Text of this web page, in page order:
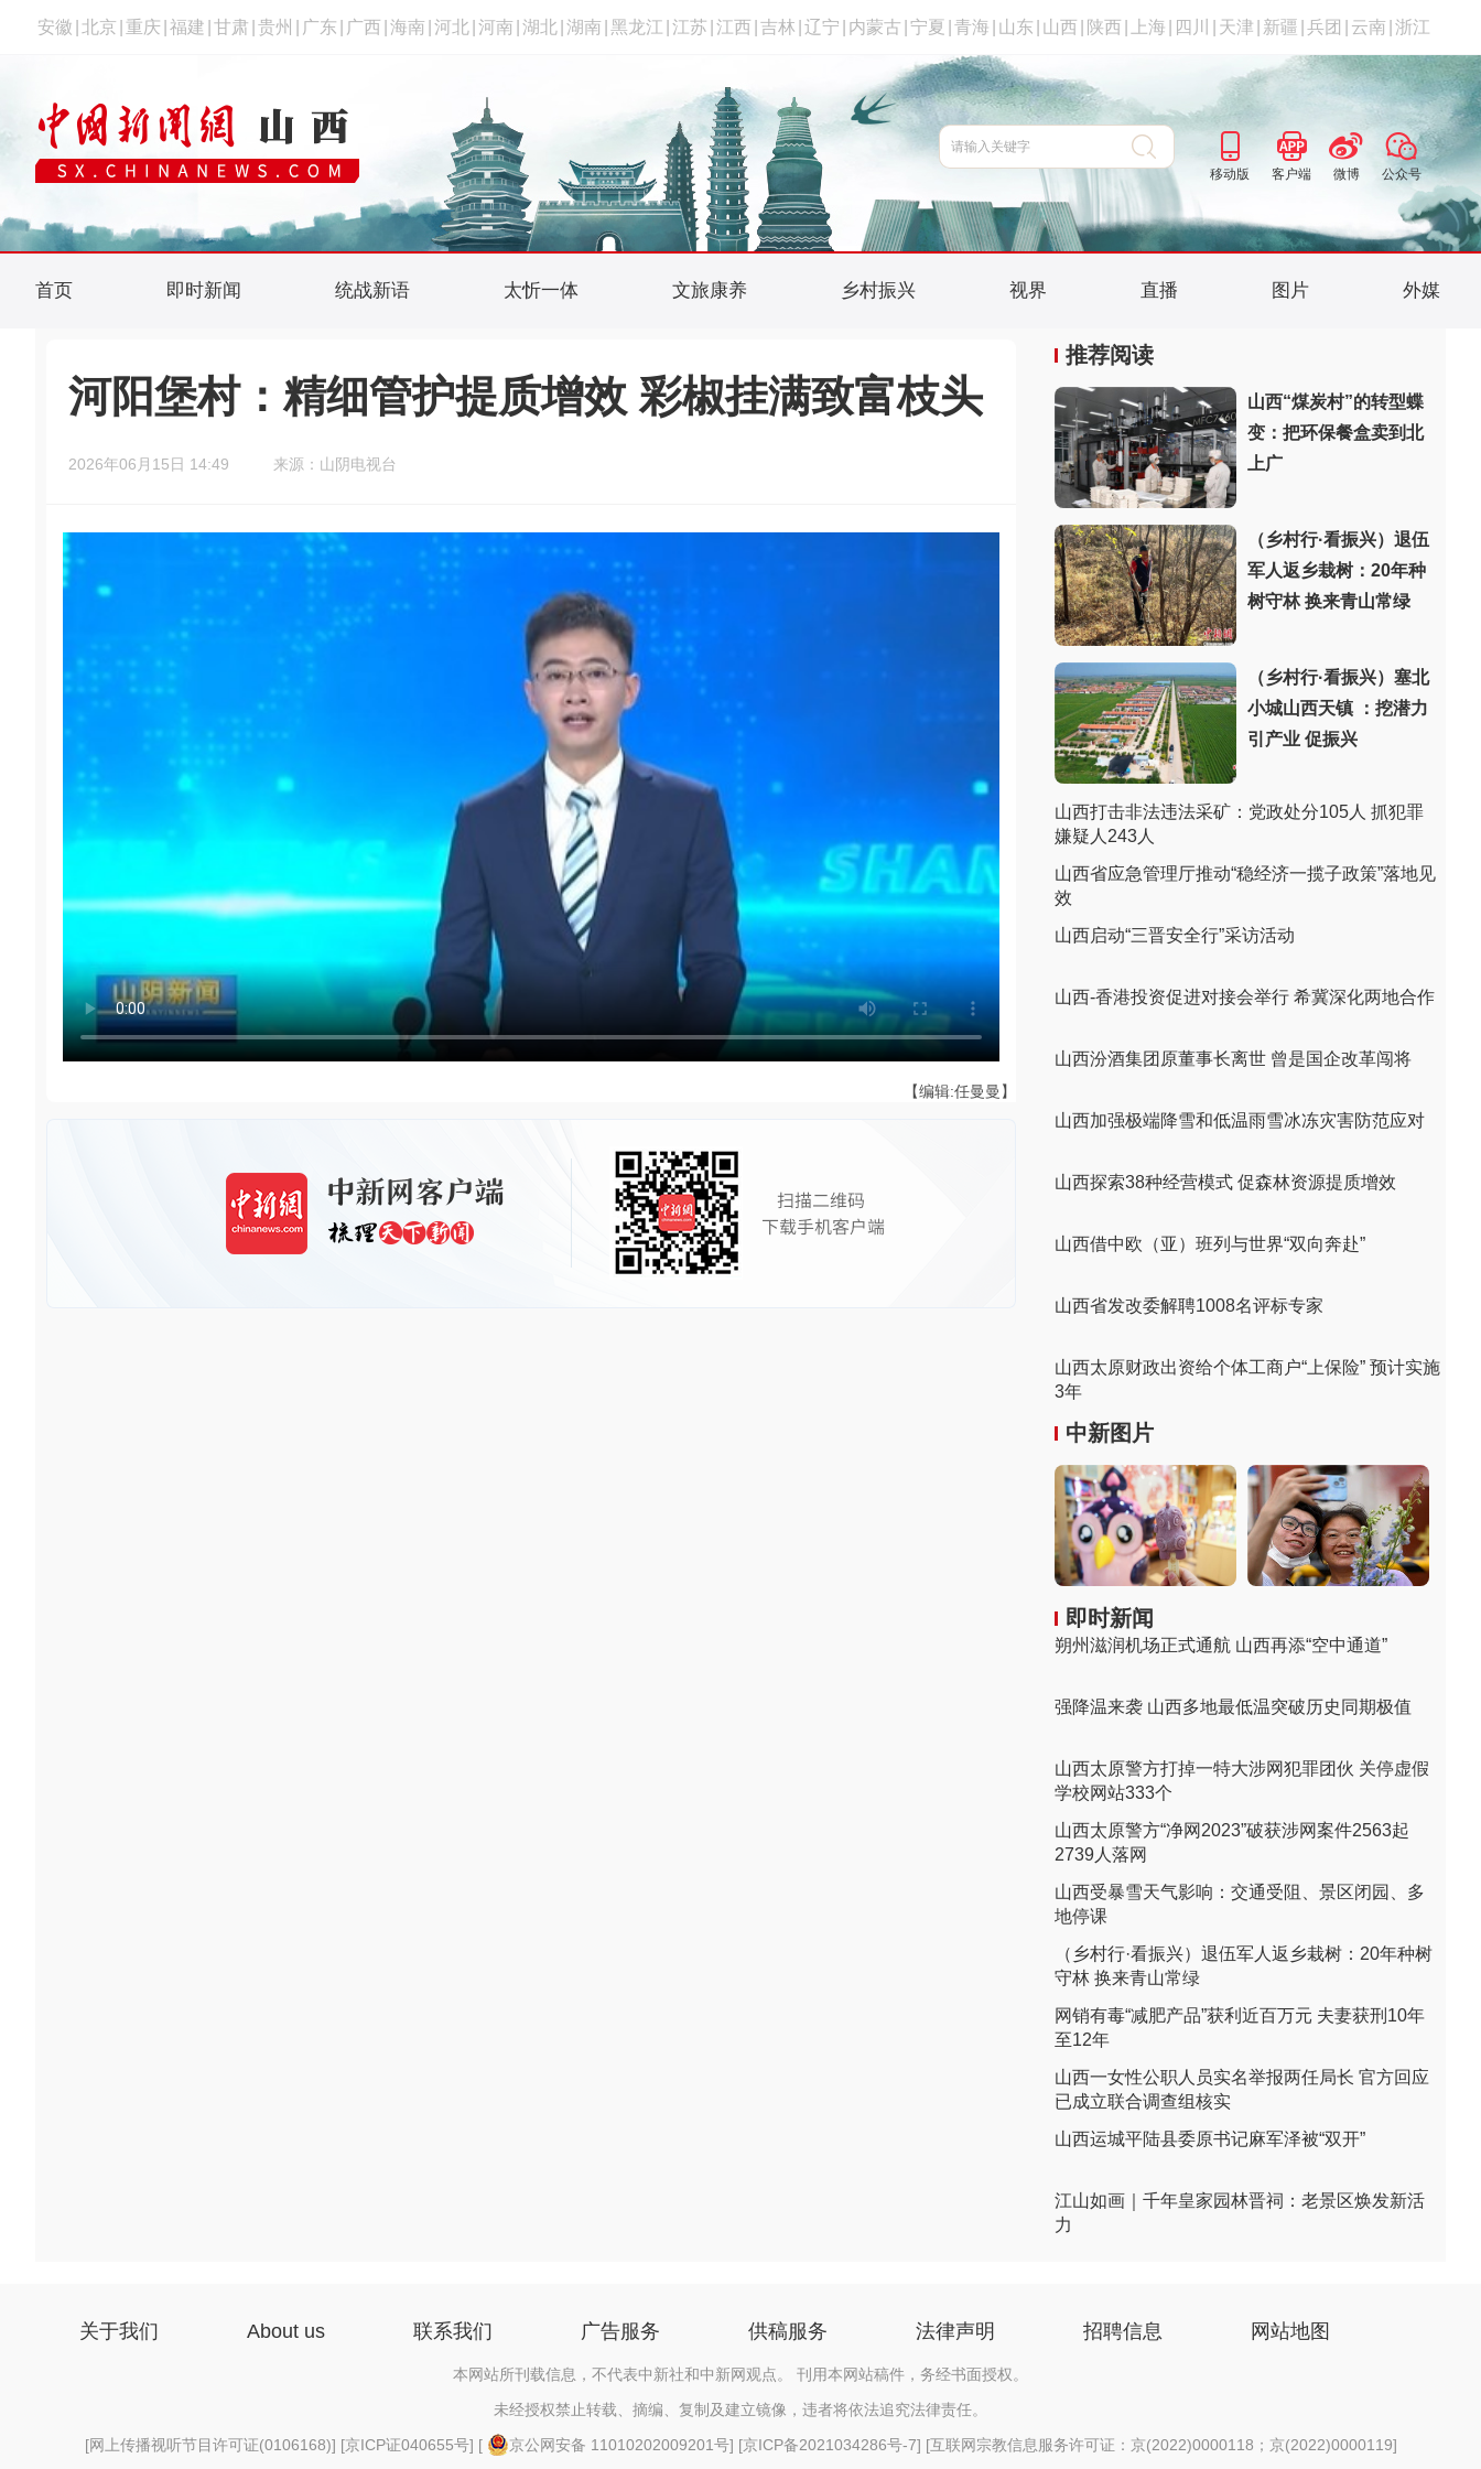
安徽 北京 重庆 福建 甘肃 贵州 广东 广西 海南 河北 河南 湖北 湖南 黑龙江 江苏 江西 吉林 辽宁 内蒙古 宁夏 青海 山东 山西 陕西 上海 四川 天津 新疆 兵团 云南 浙江
移动版 客户端 微博 公众号
首页 即时新闻 统战新语 太忻一体 文旅康养 乡村振兴 视界 直播 图片 外媒
河阳堡村：精细管护提质增效 彩椒挂满致富枝头
2026年06月15日 14:49 来源：山阴电视台
【编辑:任曼曼】
推荐阅读
山西“煤炭村”的转型蝶
变：把环保餐盒卖到北
上广
（乡村行·看振兴）退伍
军人返乡栽树：20年种
树守林 换来青山常绿
（乡村行·看振兴）塞北
小城山西天镇 ：挖潜力
引产业 促振兴
山西打击非法违法采矿：党政处分105人 抓犯罪
嫌疑人243人
山西省应急管理厅推动“稳经济一揽子政策”落地见
效
山西启动“三晋安全行”采访活动
山西-香港投资促进对接会举行 希冀深化两地合作
山西汾酒集团原董事长离世 曾是国企改革闯将
山西加强极端降雪和低温雨雪冰冻灾害防范应对
山西探索38种经营模式 促森林资源提质增效
山西借中欧（亚）班列与世界“双向奔赴”
山西省发改委解聘1008名评标专家
山西太原财政出资给个体工商户“上保险” 预计实施
3年
中新图片
即时新闻
朔州滋润机场正式通航 山西再添“空中通道”
强降温来袭 山西多地最低温突破历史同期极值
山西太原警方打掉一特大涉网犯罪团伙 关停虚假
学校网站333个
山西太原警方“净网2023”破获涉网案件2563起
2739人落网
山西受暴雪天气影响：交通受阻、景区闭园、多
地停课
（乡村行·看振兴）退伍军人返乡栽树：20年种树
守林 换来青山常绿
网销有毒“减肥产品”获利近百万元 夫妻获刑10年
至12年
山西一女性公职人员实名举报两任局长 官方回应
已成立联合调查组核实
山西运城平陆县委原书记麻军泽被“双开”
江山如画｜千年皇家园林晋祠：老景区焕发新活
力
关于我们 About us 联系我们 广告服务 供稿服务 法律声明 招聘信息 网站地图
本网站所刊载信息，不代表中新社和中新网观点。 刊用本网站稿件，务经书面授权。
未经授权禁止转载、摘编、复制及建立镜像，违者将依法追究法律责任。
[网上传播视听节目许可证(0106168)] [京ICP证040655号] [ 京公网安备 11010202009201号] [京ICP备2021034286号-7] [互联网宗教信息服务许可证：京(2022)0000118；京(2022)0000119]